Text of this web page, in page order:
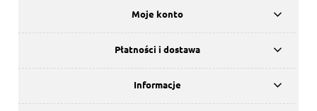
Moje konto
Płatności i dostawa
Informacje